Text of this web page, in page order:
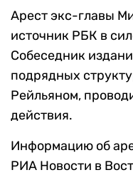
Арест экс-главы
источник РБК в
Собеседник
подрядных
Рейльяном,
действия.
Информацию об
РИА Новости в